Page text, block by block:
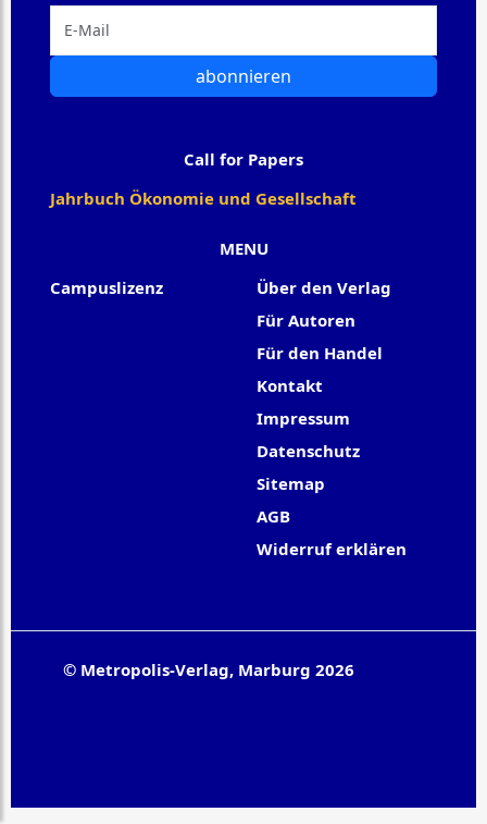
MENU
Campuslizenz
Über den Verlag
Für Autoren
Für den Handel
Kontakt
Impressum
Datenschutz
Sitemap
AGB
Widerruf erklären
abonnieren
Call for Papers
Jahrbuch Ökonomie und Gesellschaft
© Metropolis-Verlag, Marburg 2026